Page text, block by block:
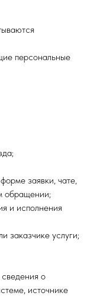
персональные
заявки, чате,
обращении;
и исполнения
заказчике услуги;
о
источнике